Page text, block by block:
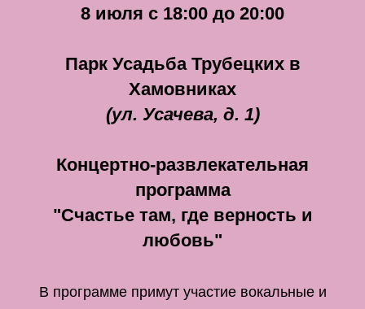
8 июля с 18:00 до 20:00
Парк Усадьба Трубецких в
Хамовниках
(ул. Усачева, д. 1)
Концертно-развлекательная
программа
"Счастье там, где верность и
любовь"
В программе примут участие вокальные и